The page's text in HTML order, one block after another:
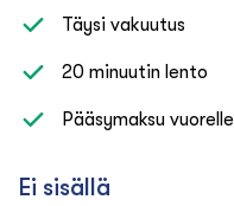
Täysi vakuutus
20 minuutin lento
Pääsymaksu vuorelle
Ei sisällä